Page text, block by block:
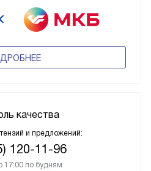
качества
и предложений:
120-11-96
17:00 по будням